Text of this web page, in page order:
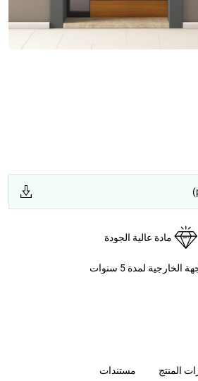
مادة عالية الجودة
لمدة 5 سنوات
المنتج مستندات